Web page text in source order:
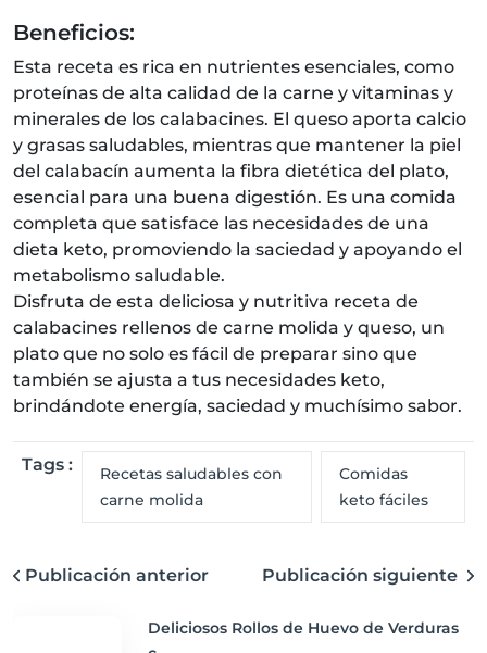
Beneficios:
Esta receta es rica en nutrientes esenciales, como
proteínas de alta calidad de la carne y vitaminas y
minerales de los calabacines. El queso aporta calcio
y grasas saludables, mientras que mantener la piel
del calabacín aumenta la fibra dietética del plato,
esencial para una buena digestión. Es una comida
completa que satisface las necesidades de una
dieta keto, promoviendo la saciedad y apoyando el
metabolismo saludable.
Disfruta de esta deliciosa y nutritiva receta de
calabacines rellenos de carne molida y queso, un
plato que no solo es fácil de preparar sino que
también se ajusta a tus necesidades keto,
brindándote energía, saciedad y muchísimo sabor.
Tags :
Recetas saludables con
carne molida
Comidas
keto fáciles
Publicación anterior Publicación siguiente
Deliciosos Rollos de Huevo de Verduras